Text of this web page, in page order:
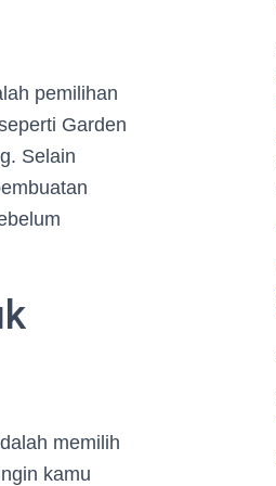
pemilihan
Garden
Selain
memilih
kamu